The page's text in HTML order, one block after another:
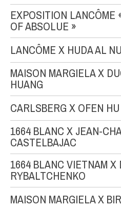
EXPOSITION LANCÔME
OF ABSOLUE »
LANCÔME X HUDA AL
MAISON MARGIELA X
HUANG
CARLSBERG X OFEN HU
1664 BLANC X JEAN-
CASTELBAJAC
1664 BLANC VIETNAM X
RYBALTCHENKO
MAISON MARGIELA X